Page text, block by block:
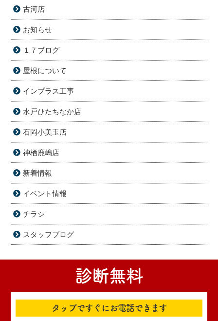
古河店
お知らせ
１７ブログ
屋根について
インプラス工事
水戸ひたちなか店
石岡小美玉店
神栖鹿嶋店
新着情報
イベント情報
チラシ
スタッフブログ
診断無料
タップですぐにお電話できます